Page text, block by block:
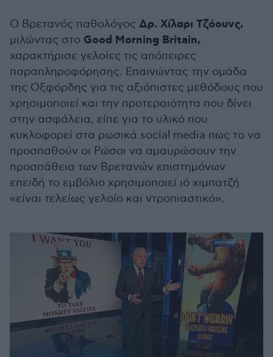
Ο Βρετανός παθολόγος Δρ. Χίλαρι Τζόουνς,
μιλώντας στο Good Morning Britain,
χαρακτήρισε γελοίες τις απόπειρες
παραπληροφόρησης. Επαινώντας την ομάδα
της Οξφόρδης για τις αξιόπιστες μεθόδους που
χρησιμοποιεί και την προτεραιότητα που δίνει
στην ασφάλεια, είπε για το υλικό που
κυκλοφορεί στα ρωσικά social media πως το να
προσπαθούν οι Ρώσοι να αμαυρώσουν την
προσπάθεια των Βρετανών επιστημόνων
επειδή το εμβόλιο χρησιμοποιεί ιό χιμπατζή
«είναι τελείως γελοίο και ντροπιαστικό».